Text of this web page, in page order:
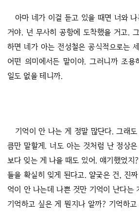
아마 네가 이걸 듣고 있을 때면 너와
거야. 넌 무사히 공항에 도착했을 거고.
하면 네가 아는 전성철은 공식적으로는
어떤 의미에서든 말이야. 그러니까 조
일도 없을 테니까.
기억이 안 나는 게 정말 많단다. 그래
큼만 말할게. 너도 아는 것처럼 난 정상
보다 잊는 게 나을 때도 있어. 얘기했었지
들을 확실히 잊게 된다고. 얄궂은 건, 진
억이 안 나는데 나쁜 것만 기억이 난다는
기억하고 싶은 게 뭔지나 알까? 기억하